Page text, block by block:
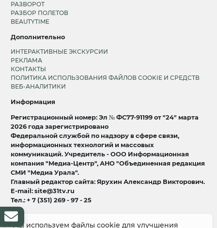
РАЗВОРОТ
РАЗБОР ПОЛЕТОВ
BEAUTYTIME
Дополнительно
ИНТЕРАКТИВНЫЕ ЭКСКУРСИИ
РЕКЛАМА
КОНТАКТЫ
ПОЛИТИКА ИСПОЛЬЗОВАНИЯ ФАЙЛОВ COOKIE И СРЕДСТВ
ВЕБ-АНАЛИТИКИ
Информация
Регистрационный номер: Эл № ФС77-91199 от "24" марта
2026 года зарегистрировано
Федеральной службой по надзору в сфере связи,
информационных технологий и массовых
коммуникаций. Учредитель - ООО Информационная
компания "Медиа-Центр", АНО "Объединенная редакция
СМИ "Медиа Урала".
Главный редактор сайта: Ярухин Александр Викторович.
E-mail: site@31tv.ru
Тел.: + 7 (351) 269 - 97 - 25
18+
Мы используем файлы cookie для улучшения